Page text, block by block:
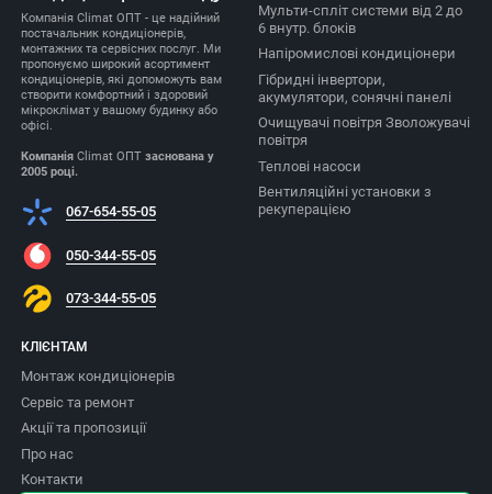
Компанія Climat ОПТ - це надійний
постачальник кондиціонерів,
монтажних та сервісних послуг. Ми
пропонуємо широкий асортимент
кондиціонерів, які допоможуть вам
створити комфортний і здоровий
мікроклімат у вашому будинку або
офісі.
Компанія Climat ОПТзаснована у
2005 році.
067-654-55-05
050-344-55-05
073-344-55-05
Мульти-спліт системи від 2 до
6 внутр. блоків
Напіромислові кондиціонери
Гібридні інвертори,
акумулятори, сонячні панелі
Очищувачі повітря Зволожувачі
повітря
Теплові насоси
Вентиляційні установки з
рекуперацією
КЛІЄНТАМ
Монтаж кондиціонерів
Сервіс та ремонт
Акції та пропозиції
Про нас
Контакти